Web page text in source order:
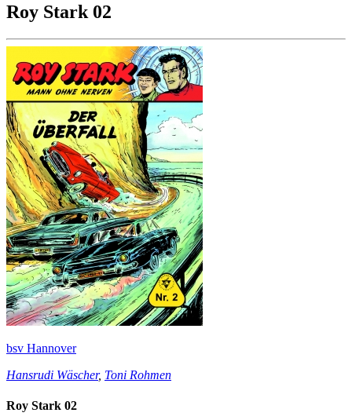
Roy Stark 02
bsv Hannover
Hansrudi Wäscher, Toni Rohmen
Roy Stark 02